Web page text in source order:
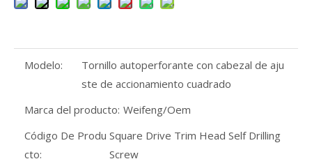
Modelo:
Tornillo autoperforante con cabezal de aju
ste de accionamiento cuadrado
Marca del producto: Weifeng/Oem
Código De Produ
cto:
Square Drive Trim Head Self Drilling
Screw